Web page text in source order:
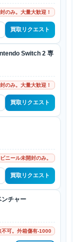
のみ。大量大歓迎！
買取リクエスト
Switch 2 専
のみ。大量大歓迎！
買取リクエスト
ビニール未開封のみ。
買取リクエスト
チャー
不可。外箱傷有-1000